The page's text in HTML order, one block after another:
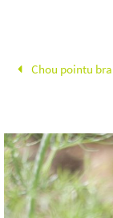
Chou pointu